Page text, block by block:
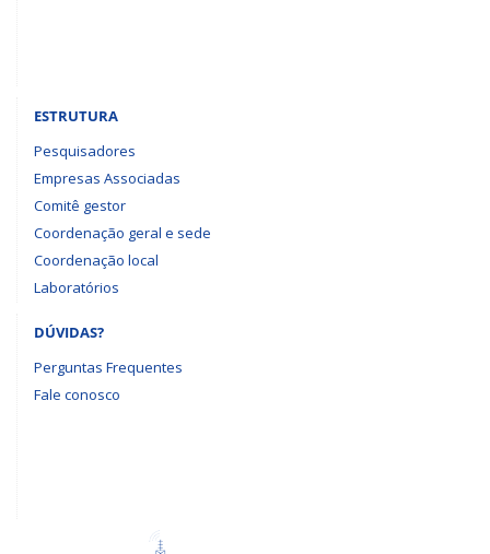
ESTRUTURA
Pesquisadores
Empresas Associadas
Comitê gestor
Coordenação geral e sede
Coordenação local
Laboratórios
DÚVIDAS?
Perguntas Frequentes
Fale conosco